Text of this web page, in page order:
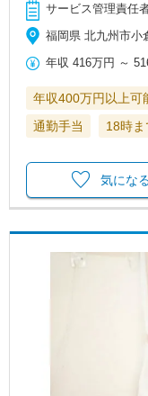
サービス管理責任
福岡県 北九州市
年収 416万円 ～
年収400万円以上可
通勤手当
18時
気にな